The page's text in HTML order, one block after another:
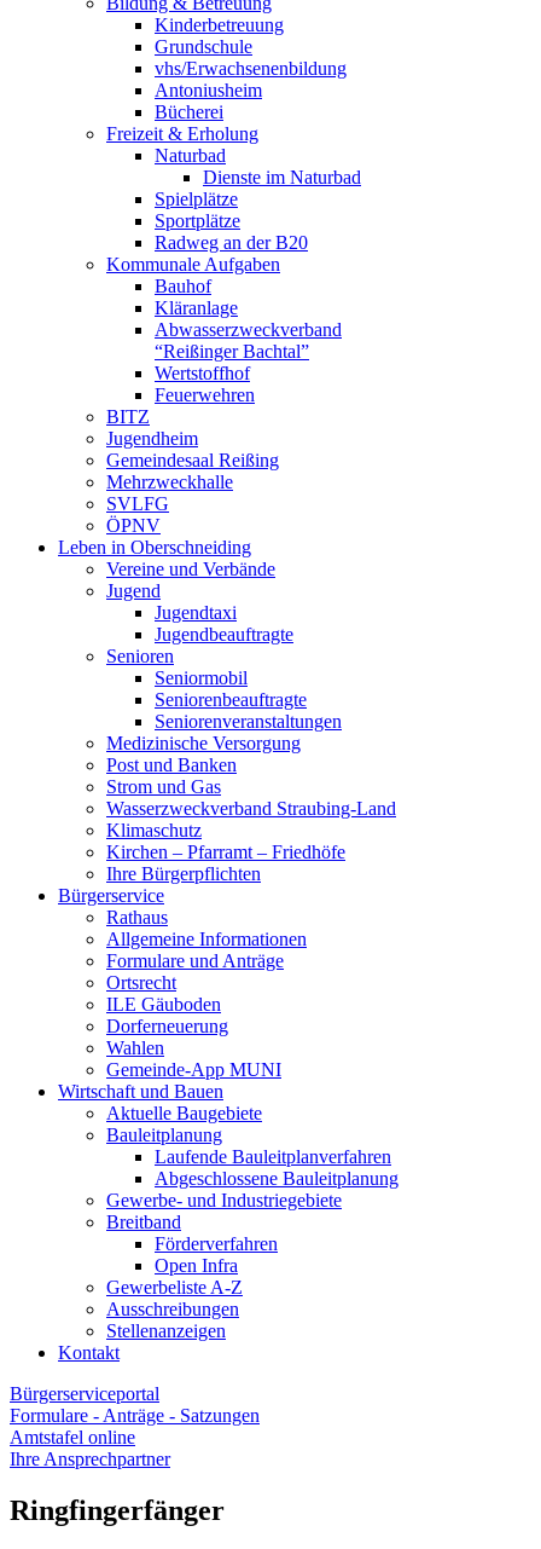
Kinderbetreuung
Grundschule
vhs/Erwachsenenbildung
Antoniusheim
Bücherei
Freizeit & Erholung
Naturbad
Dienste im Naturbad
Spielplätze
Sportplätze
Radweg an der B20
Kommunale Aufgaben
Bauhof
Kläranlage
Abwasserzweckverband
“Reißinger Bachtal”
Wertstoffhof
Feuerwehren
BITZ
Jugendheim
Gemeindesaal Reißing
Mehrzweckhalle
SVLFG
ÖPNV
Leben in Oberschneiding
Vereine und Verbände
Jugend
Jugendtaxi
Jugendbeauftragte
Senioren
Seniormobil
Seniorenbeauftragte
Seniorenveranstaltungen
Medizinische Versorgung
Post und Banken
Strom und Gas
Wasserzweckverband Straubing-Land
Klimaschutz
Kirchen – Pfarramt – Friedhöfe
Ihre Bürgerpflichten
Bürgerservice
Rathaus
Allgemeine Informationen
Formulare und Anträge
Ortsrecht
ILE Gäuboden
Dorferneuerung
Wahlen
Gemeinde-App MUNI
Wirtschaft und Bauen
Aktuelle Baugebiete
Bauleitplanung
Laufende Bauleitplanverfahren
Abgeschlossene Bauleitplanung
Gewerbe- und Industriegebiete
Breitband
Förderverfahren
Open Infra
Gewerbeliste A-Z
Ausschreibungen
Stellenanzeigen
Kontakt
Bürgerserviceportal
Formulare - Anträge - Satzungen
Amtstafel online
Ihre Ansprechpartner
Ringfingerfänger